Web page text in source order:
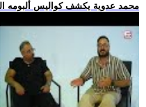
.. محمد عدوية يكشف كواليس ألبومه